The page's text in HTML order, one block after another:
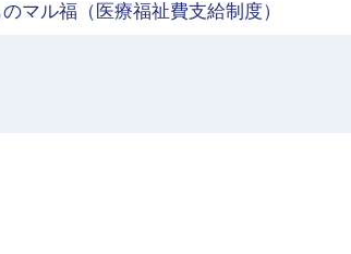
マル福（医療福祉費支給制度）